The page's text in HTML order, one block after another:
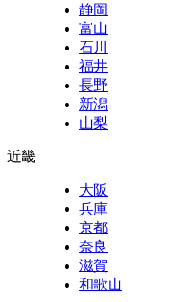
静岡
富山
石川
福井
長野
新潟
山梨
近畿
大阪
兵庫
京都
奈良
滋賀
和歌山